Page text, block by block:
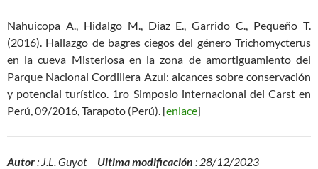
Nahuicopa A., Hidalgo M., Diaz E., Garrido C., Pequeño T.
(2016). Hallazgo de bagres ciegos del género Trichomycterus
en la cueva Misteriosa en la zona de amortiguamiento del
Parque Nacional Cordillera Azul: alcances sobre conservación
y potencial turístico. 1ro Simposio internacional del Carst en
Perú,09/2016, Tarapoto (Perú). [enlace]
Autor: J.L. Guyot Ultima modificación : 28/12/2023